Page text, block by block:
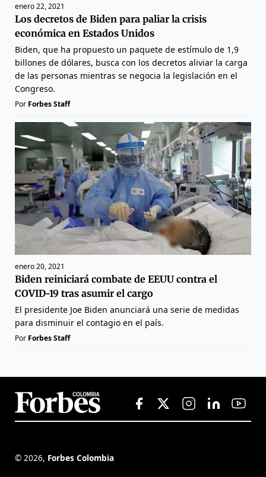
enero 22, 2021
Los decretos de Biden para paliar la crisis
económica en Estados Unidos
Biden, que ha propuesto un paquete de estímulo de 1,9
billones de dólares, busca con los decretos aliviar la carga
de las personas mientras se negocia la legislación en el
Congreso.
Por Forbes Staff
enero 20, 2021
Biden reiniciará combate de EEUU contra el
COVID-19 tras asumir el cargo
El presidente Joe Biden anunciará una serie de medidas
para disminuir el contagio en el país.
Por Forbes Staff
© 2026, Forbes Colombia